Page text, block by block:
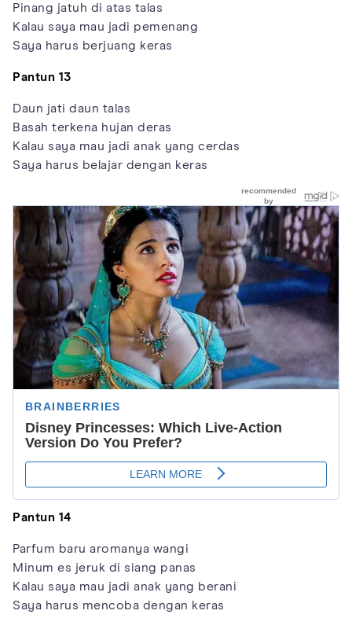
Pinang jatuh di atas talas
Kalau saya mau jadi pemenang
Saya harus berjuang keras
Pantun 13
Daun jati daun talas
Basah terkena hujan deras
Kalau saya mau jadi anak yang cerdas
Saya harus belajar dengan keras
Pantun 14
Parfum baru aromanya wangi
Minum es jeruk di siang panas
Kalau saya mau jadi anak yang berani
Saya harus mencoba dengan keras